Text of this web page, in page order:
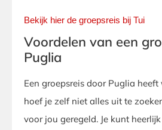
Bekijk hier de groepsreis bij Tui
Voordelen van een
Puglia
Een groepsreis door Puglia heeft
hoef je zelf niet alles uit te
voor jou geregeld. Je kunt